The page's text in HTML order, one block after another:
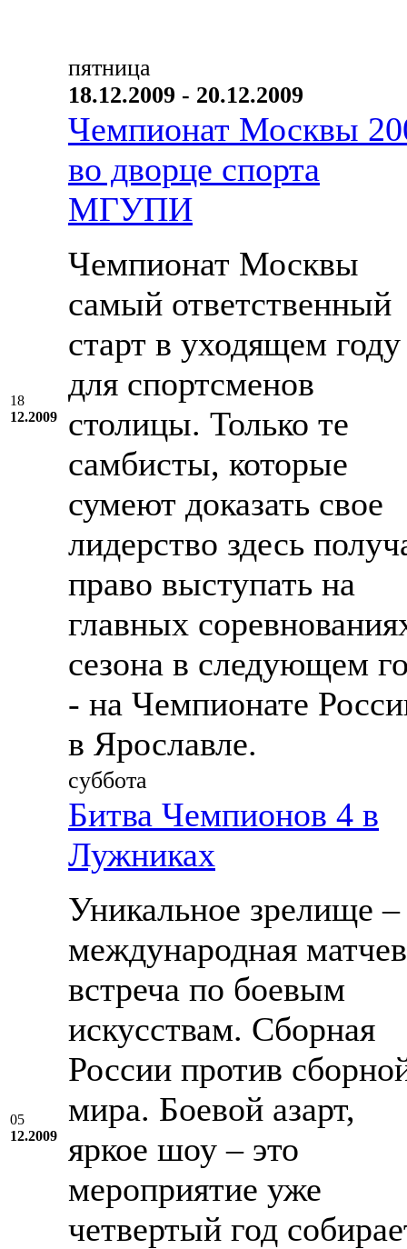
18
12.2009
пятница
18.12.2009 - 20.12.2009
Чемпионат Москвы
во дворце спорта
МГУПИ
Чемпионат Москвы
самый ответственный
старт в уходящем году
для спортсменов
столицы. Только те
самбисты, которые
сумеют доказать свое
лидерство здесь
право выступать на
главных
сезона в следующем
- на Чемпионате
в Ярославле.
05
12.2009
суббота
Битва Чемпионов 4 в
Лужниках
Уникальное зрелище –
международная
встреча по боевым
искусствам. Сборная
России против
мира. Боевой азарт,
яркое шоу – это
мероприятие уже
четвертый год